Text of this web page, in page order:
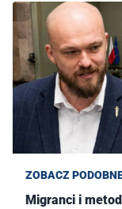
ZOBACZ
Migranci i